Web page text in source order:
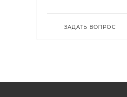
ЗАДАТЬ ВОПРОС